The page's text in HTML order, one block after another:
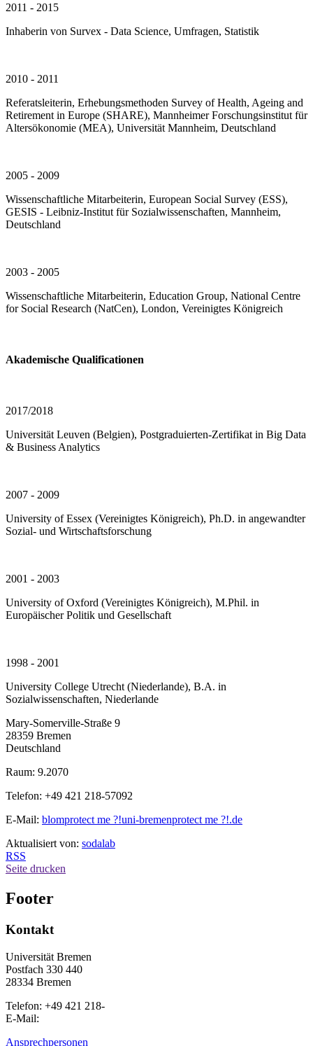
2011 - 2015
Inhaberin von Survex - Data Science, Umfragen, Statistik
2010 - 2011
Referatsleiterin, Erhebungsmethoden Survey of Health, Ageing and
Retirement in Europe (SHARE), Mannheimer Forschungsinstitut für
Altersökonomie (MEA), Universität Mannheim, Deutschland
2005 - 2009
Wissenschaftliche Mitarbeiterin, European Social Survey (ESS),
GESIS - Leibniz-Institut für Sozialwissenschaften, Mannheim,
Deutschland
2003 - 2005
Wissenschaftliche Mitarbeiterin, Education Group, National Centre
for Social Research (NatCen), London, Vereinigtes Königreich
Akademische Qualificationen
2017/2018
Universität Leuven (Belgien), Postgraduierten-Zertifikat in Big Data
& Business Analytics
2007 - 2009
University of Essex (Vereinigtes Königreich), Ph.D. in angewandter
Sozial- und Wirtschaftsforschung
2001 - 2003
University of Oxford (Vereinigtes Königreich), M.Phil. in
Europäischer Politik und Gesellschaft
1998 - 2001
University College Utrecht (Niederlande), B.A. in
Sozialwissenschaften, Niederlande
Mary-Somerville-Straße 9
28359 Bremen
Deutschland
Raum: 9.2070
Telefon: +49 421 218-57092
E-Mail: blomprotect me ?!uni-bremenprotect me ?!.de
Aktualisiert von: sodalab
RSS
Seite drucken
Footer
Kontakt
Universität Bremen
Postfach 330 440
28334 Bremen
Telefon: +49 421 218-
E-Mail:
Ansprechpersonen